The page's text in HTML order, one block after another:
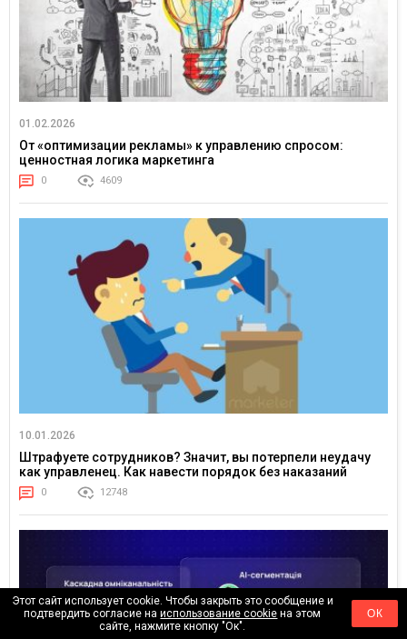
01.02.2026
От «оптимизации рекламы» к управлению спросом:
ценностная логика маркетинга
0 4609
10.01.2026
Штрафуете сотрудников? Значит, вы потерпели неудачу
как управленец. Как навести порядок без наказаний
0 12748
Этот сайт использует cookie. Чтобы закрыть это сообщение и
подтвердить согласие наиспользование cookie на этом
сайте, нажмите кнопку "Ок".
ОК